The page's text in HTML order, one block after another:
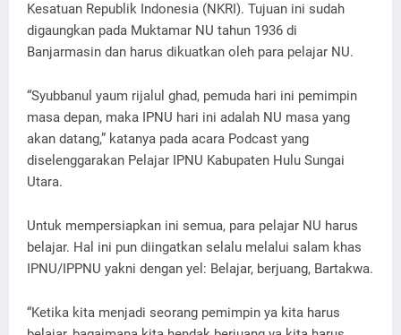
Kesatuan Republik Indonesia (NKRI). Tujuan ini sudah
digaungkan pada Muktamar NU tahun 1936 di
Banjarmasin dan harus dikuatkan oleh para pelajar NU.
“Syubbanul yaum rijalul ghad, pemuda hari ini pemimpin
masa depan, maka IPNU hari ini adalah NU masa yang
akan datang,” katanya pada acara Podcast yang
diselenggarakan Pelajar IPNU Kabupaten Hulu Sungai
Utara.
Untuk mempersiapkan ini semua, para pelajar NU harus
belajar. Hal ini pun diingatkan selalu melalui salam khas
IPNU/IPPNU yakni dengan yel: Belajar, berjuang, Bartakwa.
“Ketika kita menjadi seorang pemimpin ya kita harus